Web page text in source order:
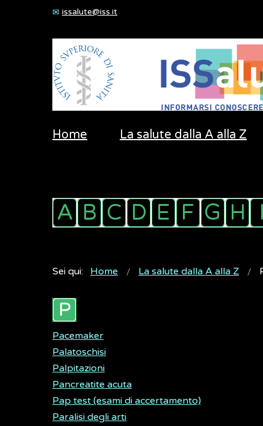
issalute@iss.it
Home La salute dalla A alla Z
Sei qui: Home La salute dalla A alla Z
Pacemaker
Palatoschisi
Palpitazioni
Pancreatite acuta
Pap test (esami di accertamento)
Paralisi degli arti